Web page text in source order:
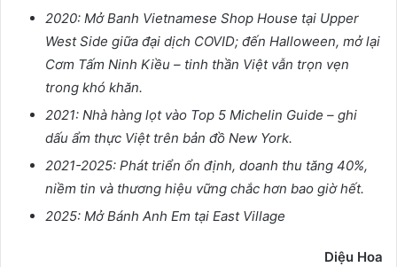
2020: MởBanh Vietnamese Shop House tại Upper
West Side giữa đại dịch COVID; đến Halloween, mởlại
Cơm Tấm Ninh Kiều – tinh thần Việt vẫn trọn vẹn
trong khó khăn.
2021: Nhà hàng lọt vào Top 5 Michelin Guide – ghi
dấu ẩm thực Việt trên bản đồ New York.
2021-2025: Phát triển ổn định, doanh thu tăng 40%,
niềm tin và thương hiệu vững chắc hơn bao giờhết.
2025: MởBánh Anh Em tại East Village
Diệu Hoa